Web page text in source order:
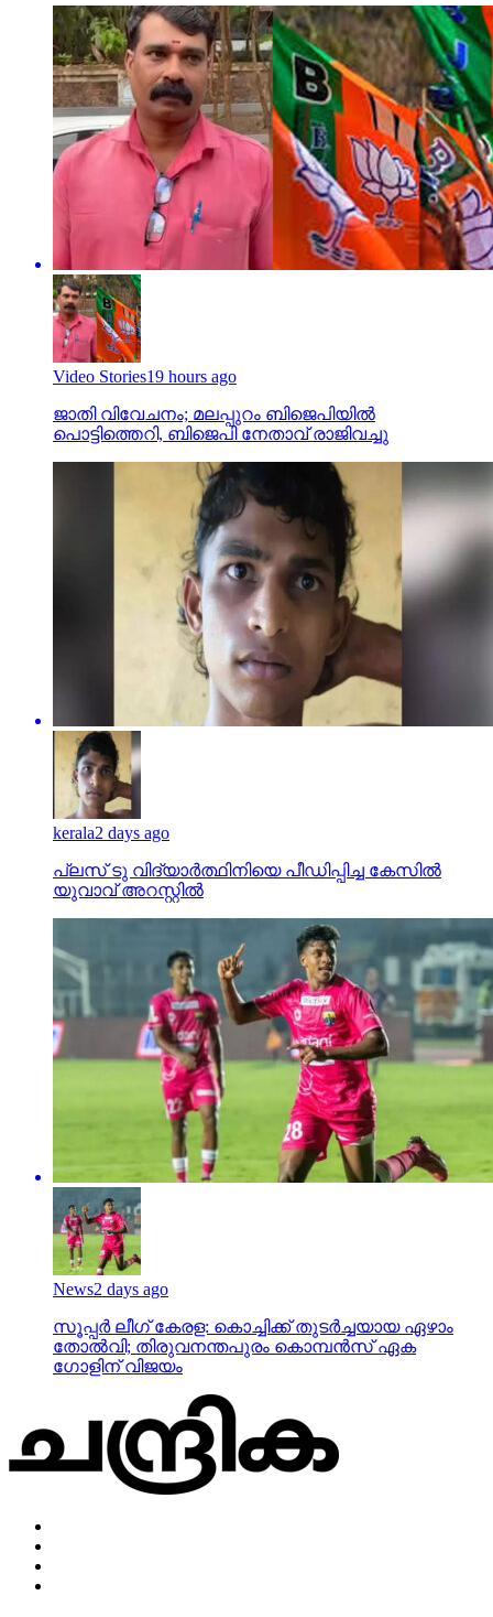
Video Stories19 hours ago
ജാതി വിവേചനം; മലപ്പുറം ബിജെപിയില്‍
പൊട്ടിത്തെറി, ബിജെപി നേതാവ് രാജിവച്ചു
kerala2 days ago
പ്ലസ് ടു വിദ്യാര്‍ത്ഥിനിയെ പീഡിപ്പിച്ച കേസില്‍
യുവാവ് അറസ്റ്റില്‍
News2 days ago
സൂപ്പര്‍ ലീഗ് കേരള: കൊച്ചിക്ക് തുടര്‍ച്ചയായ ഏഴാം
തോല്‍വി; തിരുവനന്തപുരം കൊമ്പന്‍സ് ഏക
ഗോളിന് വിജയം